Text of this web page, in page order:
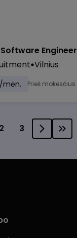
Engineer
Vilnius
mėn. Prieš mokesčius
2 3